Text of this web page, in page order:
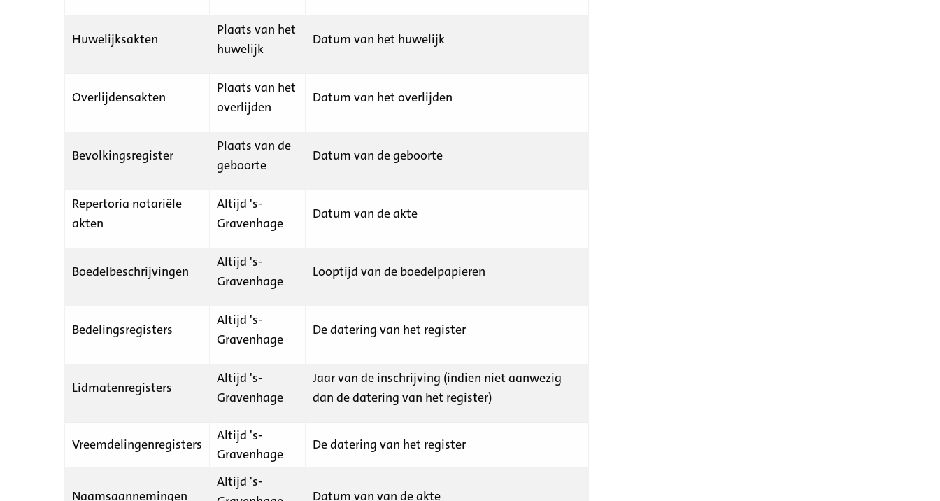
Huwelijksakten
Plaats van het
huwelijk
Datum van het huwelijk
Overlijdensakten
Plaats van het
overlijden
Datum van het overlijden
Bevolkingsregister
Plaats van de
geboorte
Datum van de geboorte
Repertoria notariële
akten
Altijd 's-
Gravenhage
Datum van de akte
Boedelbeschrijvingen
Altijd 's-
Gravenhage
Looptijd van de boedelpapieren
Bedelingsregisters
Altijd 's-
Gravenhage
De datering van het register
Lidmatenregisters
Altijd 's-
Gravenhage
Jaar van de inschrijving (indien niet aanwezig
dan de datering van het register)
Vreemdelingenregisters
Altijd 's-
Gravenhage
De datering van het register
Naamsaannemingen
Altijd 's-
Datum van van de akte